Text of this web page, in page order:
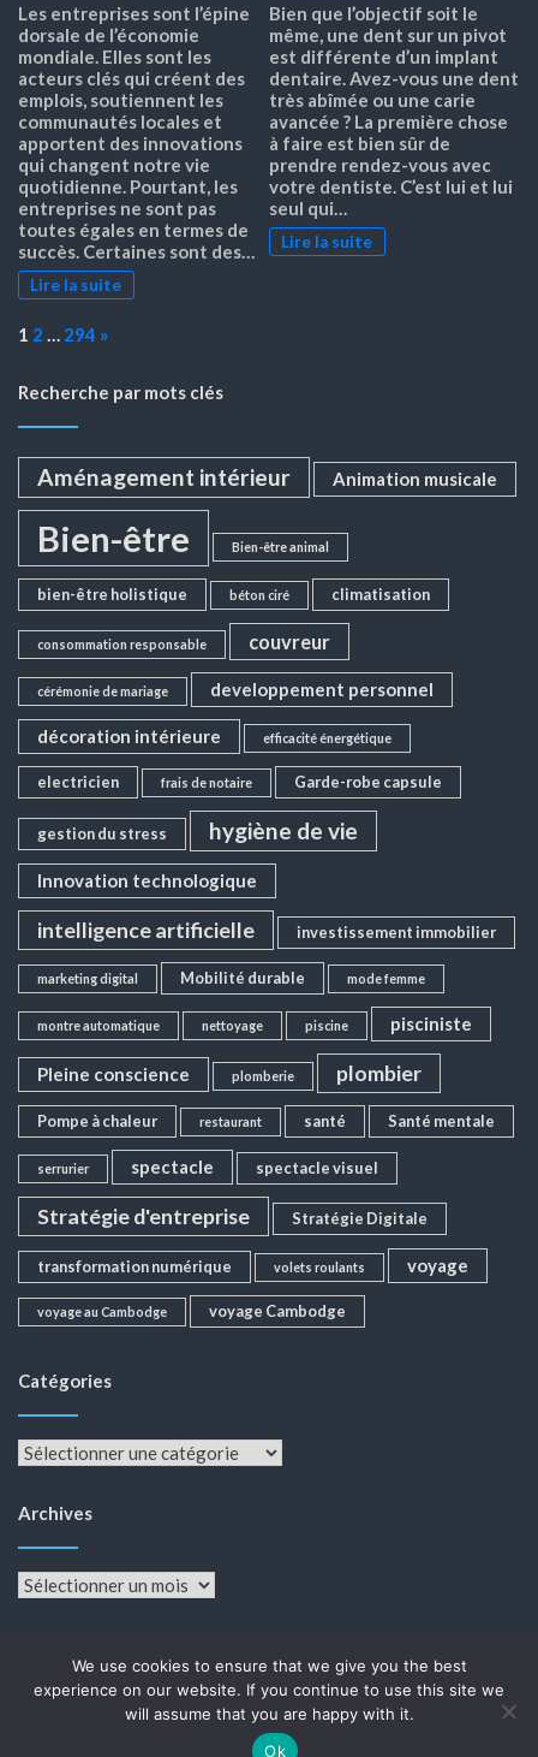
Les entreprises sont l’épine
dorsale de l’économie
mondiale. Elles sont les
acteurs clés qui créent des
emplois, soutiennent les
communautés locales et
apportent des innovations
qui changent notre vie
quotidienne. Pourtant, les
entreprises ne sont pas
toutes égales en termes de
succès. Certaines sont des…
Lire la suite
Bien que l’objectif soit le
même, une dent sur un pivot
est différente d’un implant
dentaire. Avez-vous une dent
très abîmée ou une carie
avancée ? La première chose
à faire est bien sûr de
prendre rendez-vous avec
votre dentiste. C’est lui et lui
seul qui…
Lire la suite
Page:
1 2 294 Next
»
Recherche par mots clés
Aménagement intérieur Animation musicale
Bien-être Bien-être animal
bien-être holistique béton ciré climatisation
consommation responsable couvreur
cérémonie de mariage developpement personnel
décoration intérieure efficacité énergétique
electricien frais de notaire Garde-robe capsule
gestion du stress hygiène de vie
Innovation technologique
intelligence artificielle investissement immobilier
marketing digital Mobilité durable mode femme
montre automatique nettoyage piscine pisciniste
Pleine conscience plomberie plombier
Pompe à chaleur restaurant santé Santé mentale
serrurier spectacle spectacle visuel
Stratégie d'entreprise Stratégie Digitale
transformation numérique volets roulants voyage
voyage au Cambodge voyage Cambodge
Catégories
Catégories
Archives
Archives
Fièrement propulsé par WordPress
NewsMagazine WordPress Theme
We use cookies to ensure that we give you the best
experience on our website. If you continue to use this site we
will assume that you are happy with it.
Ok